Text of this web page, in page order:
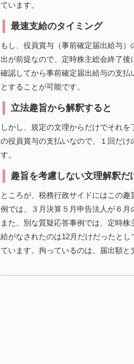
ています。
最速支給のタイミング
もし、役員賞与（事前確定届出給与
出が前提なので、定時株主総会終了
確認してから事前確定届出給与の支払
とすることが可能です。
立法趣旨から解釈すると
しかし、規定の文理からだけでそれ
の役員賞与の支払いなので、１回だ
す。
趣旨を考慮しない文理解釈だ
ところが、税務行政サイドにはこの
例では、３月決算５月申告法人が６月
また、別な質疑応答事例では、定時
給がなされたのは12月だけだったと
ています。拘っているのは、届出額と